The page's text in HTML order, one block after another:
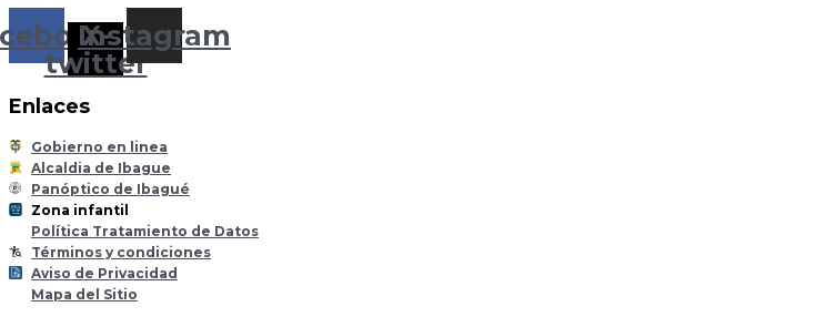
X-
twitter
Instagram
Enlaces
Gobierno en linea
Alcaldia de Ibague
Panóptico de Ibagué
Zona infantil
Política Tratamiento de Datos
Términos y condiciones
Aviso de Privacidad
Mapa del Sitio